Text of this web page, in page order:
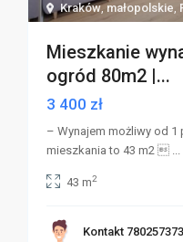
Kraków,małopolskie,
Mieszkanie
ogród 80m2 |...
3 400 zł
– Wynajem możliwy od 1
mieszkania to 43 m2  ...
43 m2
Kontakt 780257373